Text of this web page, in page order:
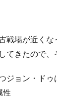
戦場が近く
てきたので、
ジョン・ドゥ
性